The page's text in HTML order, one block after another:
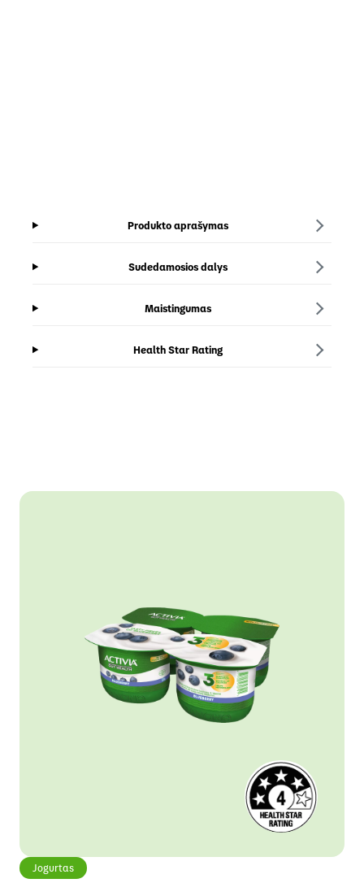
Produkto aprašymas
Sudedamosios dalys
Maistingumas
Health Star Rating
Jogurtas